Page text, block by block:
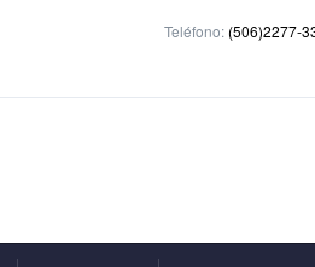
Teléfono: (506)2277-